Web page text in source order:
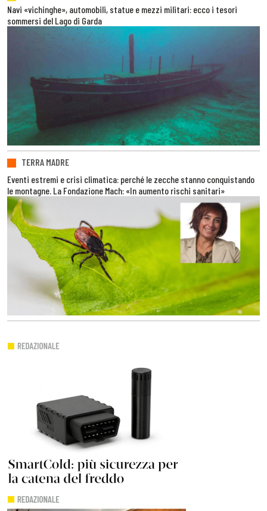
Navi «vichinghe», automobili, statue e mezzi militari: ecco i tesori
sommersi del Lago di Garda
TERRA MADRE
Eventi estremi e crisi climatica: perché le zecche stanno conquistando
le montagne. La Fondazione Mach: «In aumento rischi sanitari»